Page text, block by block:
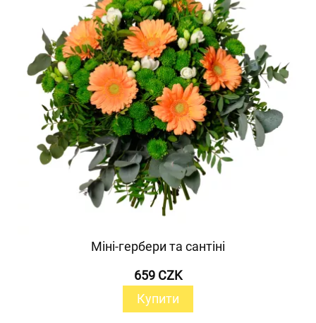
Міні-гербери та сантіні
659 CZK
Купити